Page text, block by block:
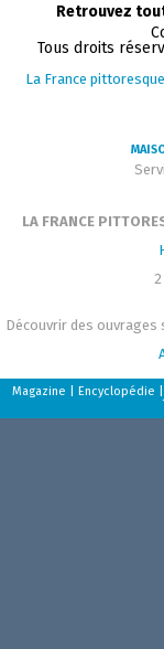
Retrouvez
Tous droits
La France pittoresque
LA FRANCE
Découvrir des ouvrages
Magazine Encyclopédie